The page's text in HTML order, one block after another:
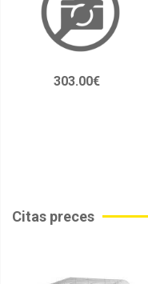
303.00€
Citas preces